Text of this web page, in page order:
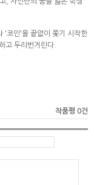
'코인'을 끝없이 쫓기 시작한
고 두리번거린다.
작품평 0건